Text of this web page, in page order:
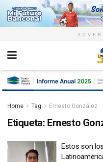
Home Tag Ernesto González
Etiqueta: Ernesto
Estos son